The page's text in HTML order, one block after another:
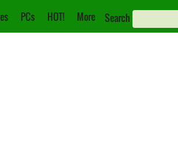
PCs HOT! More Search